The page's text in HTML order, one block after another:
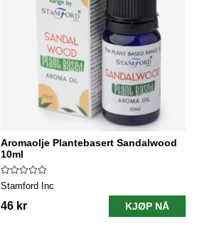
Aromaolje Plantebasert Sandalwood
10ml
Stamford Inc
46 kr KJØP NÅ